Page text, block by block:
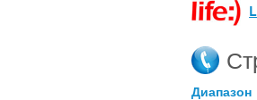
Диапазон